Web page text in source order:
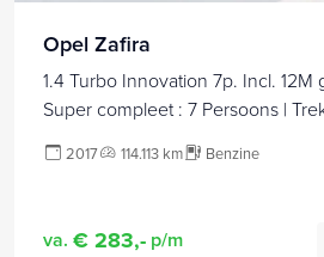
Opel Zafira
1.4 Turbo Innovation 7p. Incl. 12M
Super compleet : 7 Persoons |
2017 114.113 km Benzine
va. € 283,- p/m